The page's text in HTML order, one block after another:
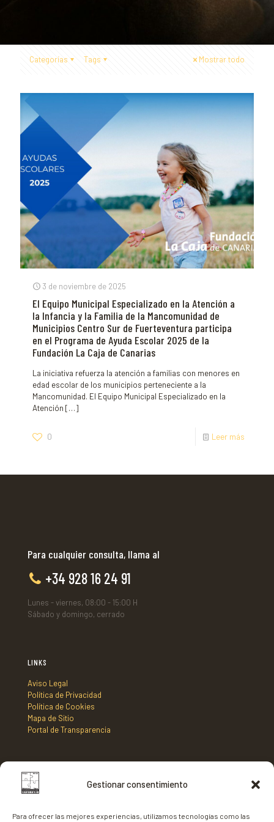
Gestionar consentimiento
Para ofrecer las mejores experiencias, utilizamos tecnologías como las
Categorías Tags Mostrar todo
3 de noviembre de 2025
El Equipo Municipal Especializado en la Atención a
la Infancia y la Familia de la Mancomunidad de
Municipios Centro Sur de Fuerteventura participa
en el Programa de Ayuda Escolar 2025 de la
Fundación La Caja de Canarias
La iniciativa refuerza la atención a familias con menores en
edad escolar de los municipios perteneciente a la
Mancomunidad. El Equipo Municipal Especializado en la
Atención […]
0 Leer más
Para cualquier consulta, llama al
+34 928 16 24 91
Lunes - viernes, 08:00 - 15:00 H
Sábado y domingo, cerrado
LINKS
Aviso Legal
Política de Privacidad
Política de Cookies
Mapa de Sitio
Portal de Transparencia
DIRECCIÓN